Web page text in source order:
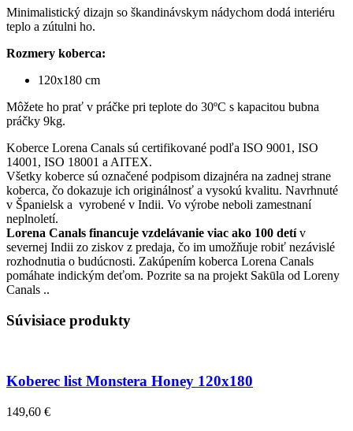
Minimalistický dizajn so škandinávskym nádychom dodá interiéru
teplo a zútulni ho.
Rozmery koberca:
120x180 cm
Môžete ho prať v práčke pri teplote do 30ºC s kapacitou bubna
práčky 9kg.
Koberce Lorena Canals sú certifikované podľa ISO 9001, ISO
14001, ISO 18001 a AITEX.
Všetky koberce sú označené podpisom dizajnéra na zadnej strane
koberca, čo dokazuje ich originálnosť a vysokú kvalitu. Navrhnuté
v Španielsk a vyrobené v Indii. Vo výrobe neboli zamestnaní
neplnoletí.
Lorena Canals financuje vzdelávanie viac ako 100 detív
severnej Indii zo ziskov z predaja, čo im umožňuje robiť nezávislé
rozhodnutia o budúcnosti. Zakúpením koberca Lorena Canals
pomáhate indickým deťom. Pozrite sa na projekt Sakūla od Loreny
Canals ..
Súvisiace produkty
Koberec list Monstera Honey 120x180
149,60 €